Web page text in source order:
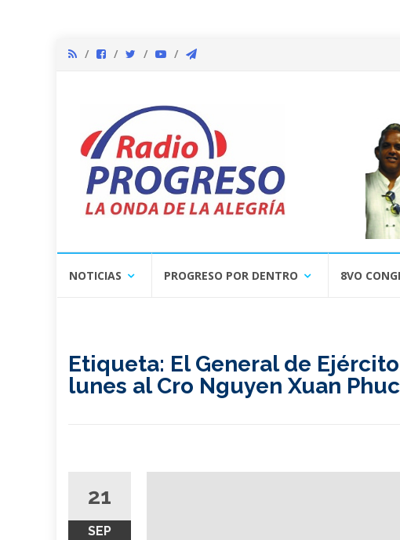
NOTICIAS PROGRESO POR DENTRO 8VO
Etiqueta: El General de
lunes al Cro Nguyen Xuan Phuc
21
SEP